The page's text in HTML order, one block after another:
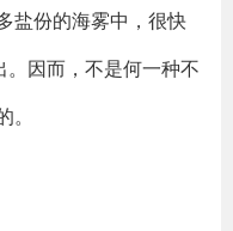
盐份的海雾中，很快
因而，不是何一种不